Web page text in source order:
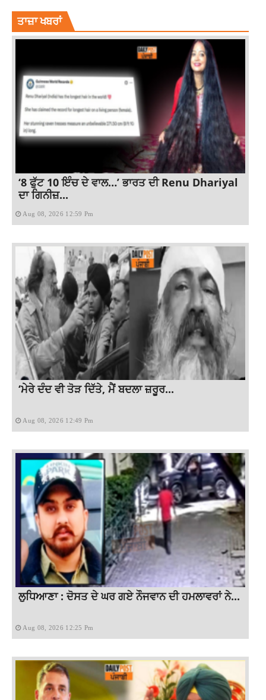
ਤਾਜ਼ਾ ਖਬਰਾਂ
‘8 ਫੁੱਟ 10 ਇੰਚ ਦੇ ਵਾਲ…’ ਭਾਰਤ ਦੀ Renu Dhariyal
ਦਾ ਗਿਨੀਜ਼...
Aug 08, 2026 12:59 Pm
‘ਮੇਰੇ ਦੰਦ ਵੀ ਤੋੜ ਦਿੱਤੇ, ਮੈਂ ਬਦਲਾ ਜ਼ਰੂਰ...
Aug 08, 2026 12:49 Pm
ਲੁਧਿਆਣਾ : ਦੋਸਤ ਦੇ ਘਰ ਗਏ ਨੌਜਵਾਨ ਦੀ ਹਮਲਾਵਰਾਂ ਨੇ...
Aug 08, 2026 12:25 Pm